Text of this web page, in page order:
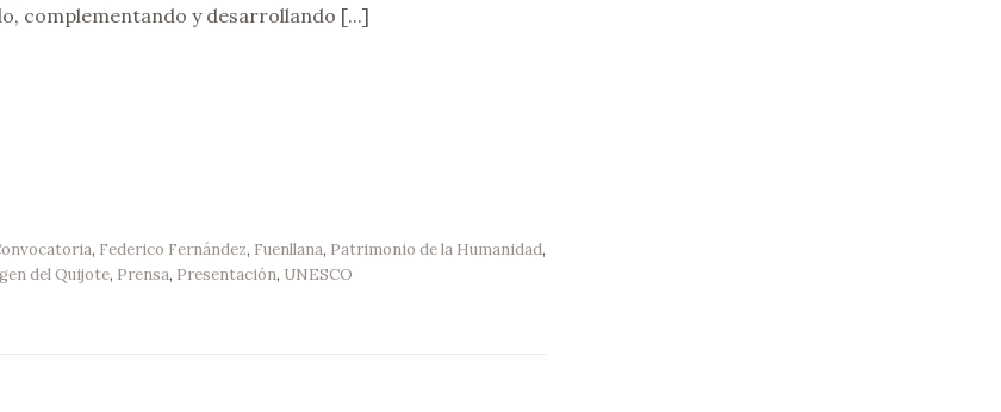
complementando y desarrollando [...]
, Federico Fernández, Fuenllana, Patrimonio de la Humanidad,
del Quijote, Prensa, Presentación, UNESCO